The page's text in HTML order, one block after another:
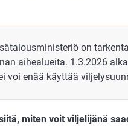
on
aihealueita. 1.3.2026
voi enää käyttää
miten voit viljelijänä